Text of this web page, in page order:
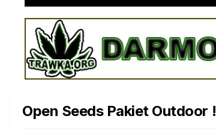
Open Seeds Pakiet Outdoor !